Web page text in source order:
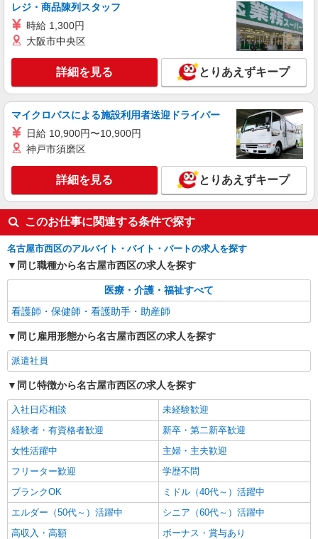
時給1500円〜2125円 ＜日払い有/週払い有/交
キープ 詳細を見る
派遣社員
株式会社kotrio /●NG-H-2093345
＜東枇杷島＞元気も、プライベートも諦めない
時給1500円〜2125円 ＜日払い有/週払い有/交
通費全支給(ガソリン代含む)＞
名古屋市西区
キープ
レジ・商品陳列スタッフ
時給 1,300円
大阪市中央区
詳細を見る とりあえずキープ
マイクロバスによる施設利用者送迎ドライバー
日給 10,900円〜10,900円
神戸市須磨区
詳細を見る とりあえずキープ
このお仕事に関連する条件で探す
名古屋市西区のアルバイト・バイト・パートの求人を探す
同じ職種から名古屋市西区の求人を探す
医療・介護・福祉すべて
看護師・保健師・看護助手・助産師
同じ雇用形態から名古屋市西区の求人を探す
派遣社員
同じ特徴から名古屋市西区の求人を探す
入社日応相談
未経験歓迎
経験者・有資格者歓迎
新卒・第二新卒歓迎
女性活躍中
主婦・主夫歓迎
フリーター歓迎
学歴不問
ブランクOK
ミドル（40代～）活躍中
エルダー（50代～）活躍中
シニア（60代～）活躍中
高収入・高額
ボーナス・賞与あり